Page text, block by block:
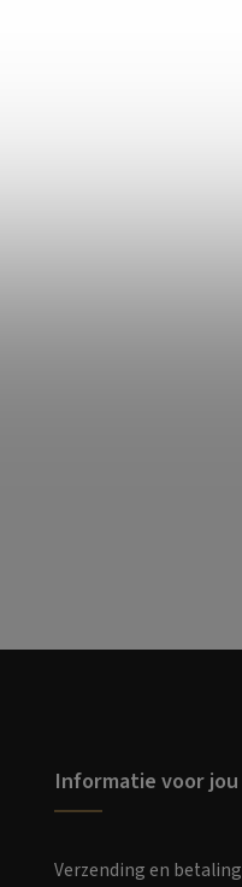
Informatie voor jou
Verzending en betaling